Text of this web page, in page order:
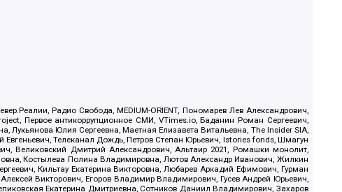
Радио Свобода, MEDIUM-ORIENT, Пономарев Лев Александрович,
Первое антикоррупционное СМИ, VTimes.io, Баданин Роман Сергеевич,
Юлия Сергеевна, Маетная Елизавета Витальевна, The Insider SIA,
Телеканал Дождь, Петров Степан Юрьевич, Istories fonds, Шмагун
Великовский Дмитрий Александрович, Альтаир 2021, Ромашки монолит,
Костылева Полина Владимировна, Лютов Александр Иванович, Жилкин
Кильтау Екатерина Викторовна, Любарев Аркадий Ефимович, Гурман
Викторович, Егоров Владимир Владимирович, Гусев Андрей Юрьевич,
Екатерина Дмитриевна, Сотников Даниил Владимирович, Захаров